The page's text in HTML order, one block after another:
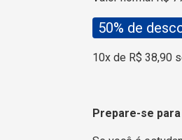
50% de
10x de R$ 38,90
Prepare-se